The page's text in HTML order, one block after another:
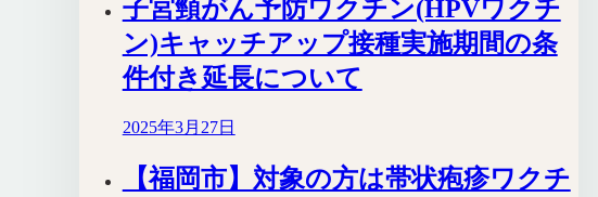
子宮頸がん予防ワクチン(HPVワクチ
ン)キャッチアップ接種実施期間の条
件付き延長について
2025年3月27日
【福岡市】対象の方は帯状疱疹ワクチ